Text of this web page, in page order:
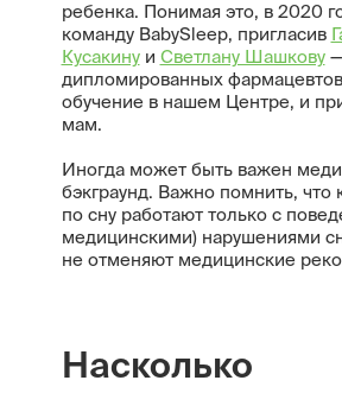
ребенка. Понимая это, в 2020
команду BabySleep, пригласив
Кусакинуи Светлану Шашкову—
дипломированных
обучение в нашем Центре, и
мам.
Иногда может быть важен
бэкграунд. Важно помнить, что
по сну работают только с
медицинскими) нарушениями
не отменяют медицинские
Насколько